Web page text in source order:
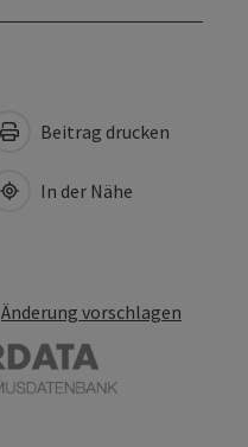
Beitrag drucken
In der Nähe
Änderung vorschlagen